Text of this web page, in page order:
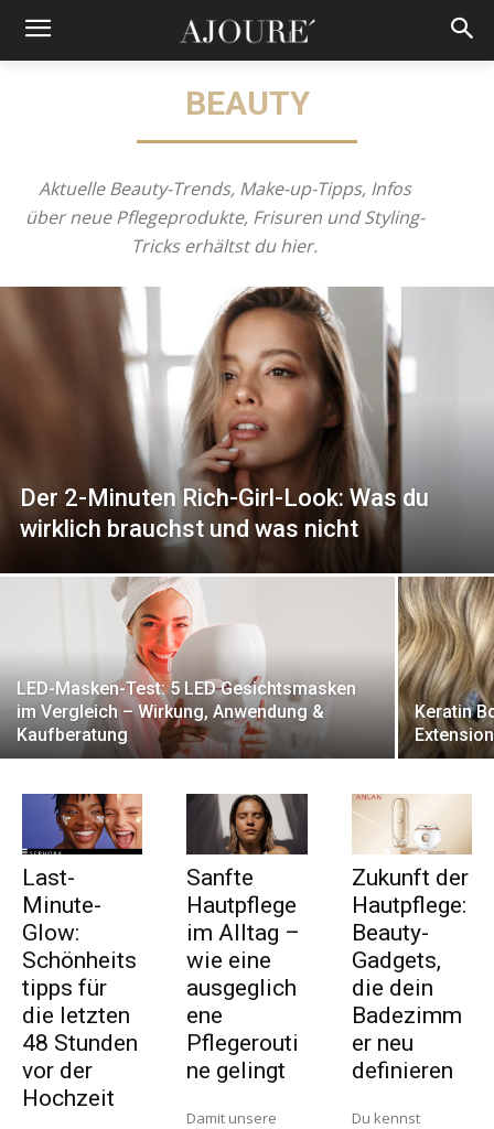
BEAUTY
Aktuelle Beauty-Trends, Make-up-Tipps, Infos
über neue Pflegeprodukte, Frisuren und Styling-
Tricks erhältst du hier.
Der 2-Minuten Rich-Girl-Look: Was du
wirklich brauchst und was nicht
LED-Masken-Test: 5 LED Gesichtsmasken
im Vergleich – Wirkung, Anwendung &
Kaufberatung
Keratin
Last-
Minute-
Glow:
Schönheits
tipps für
die letzten
48 Stunden
vor der
Hochzeit
Sanfte
Hautpflege
im Alltag –
wie eine
ausgeglich
ene
Pflegerouti
ne gelingt
Damit unsere
Zukunft der
Hautpflege:
Beauty-
Gadgets,
die dein
Badezimm
er neu
definieren
Du kennst